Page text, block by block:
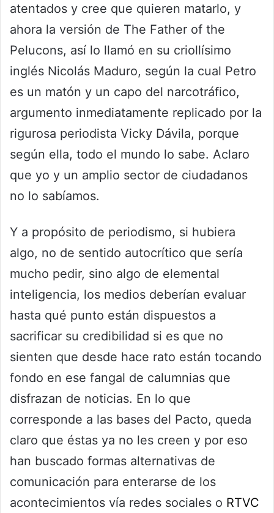
atentados y cree que quieren matarlo, y
ahora la versión de The Father of the
Pelucons, así lo llamó en su criollísimo
inglés Nicolás Maduro, según la cual Petro
es un matón y un capo del narcotráfico,
argumento inmediatamente replicado por la
rigurosa periodista Vicky Dávila, porque
según ella, todo el mundo lo sabe. Aclaro
que yo y un amplio sector de ciudadanos
no lo sabíamos.
Y a propósito de periodismo, si hubiera
algo, no de sentido autocrítico que sería
mucho pedir, sino algo de elemental
inteligencia, los medios deberían evaluar
hasta qué punto están dispuestos a
sacrificar su credibilidad si es que no
sienten que desde hace rato están tocando
fondo en ese fangal de calumnias que
disfrazan de noticias. En lo que
corresponde a las bases del Pacto, queda
claro que éstas ya no les creen y por eso
han buscado formas alternativas de
comunicación para enterarse de los
acontecimientos vía redes sociales o RTVC